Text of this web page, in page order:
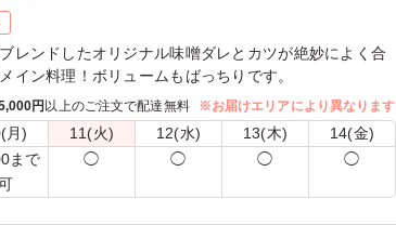
レンドしたオリジナル味噌ダレとカツが絶妙によく合
イン料理！ボリュームもばっちりです。
円 以上のご注文で配達無料 ※お届けエリアにより異なります
月) 11(火) 12(水) 13(木) 14(金)
まで
◯ ◯ ◯ ◯